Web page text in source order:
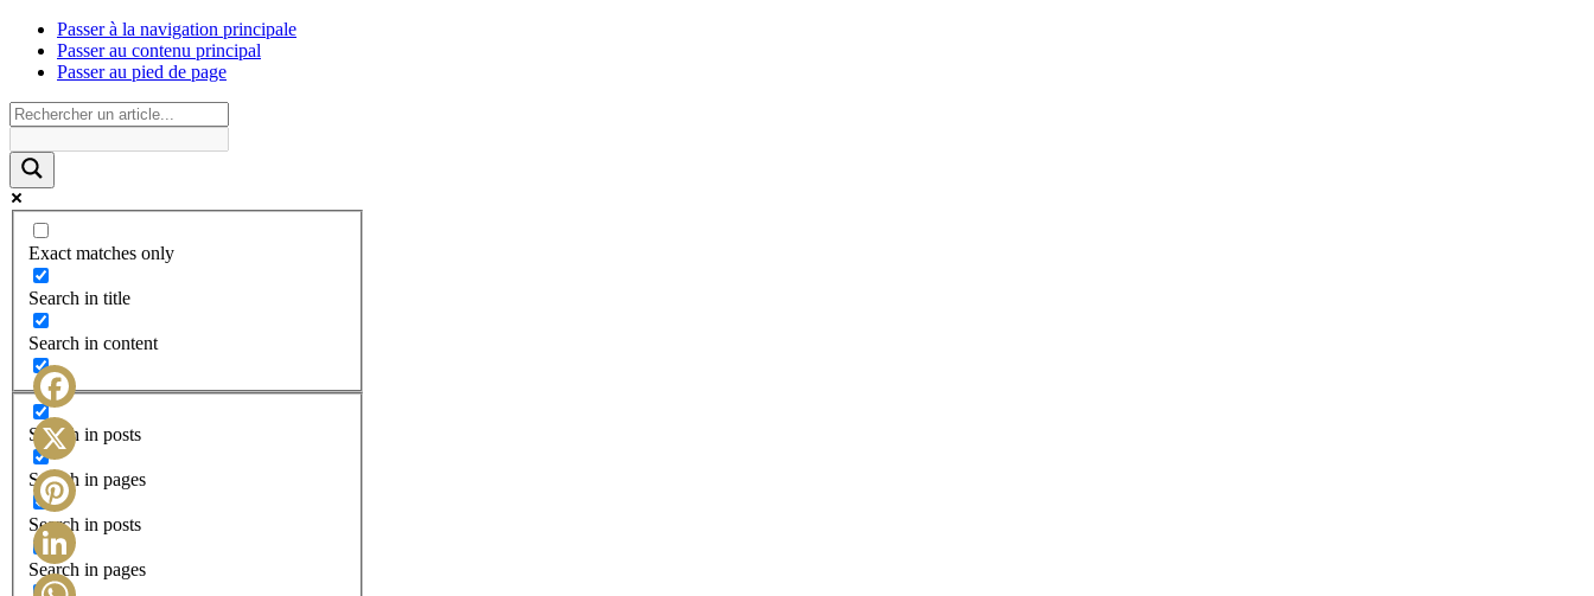
Passer à la navigation principale
Passer au contenu principal
Passer au pied de page
Exact matches only
Search in title
Search in content
Search in posts
Search in pages
Search in posts
Search in pages
Facebook
X
Pinterest
LinkedIn